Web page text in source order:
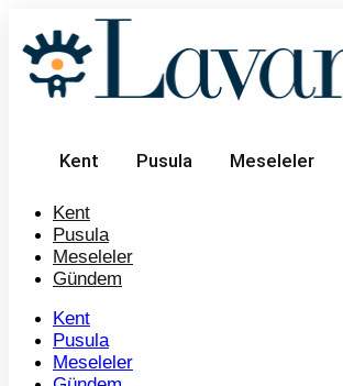
Kent Pusula Meseleler
Kent
Pusula
Meseleler
Gündem
Kent
Pusula
Meseleler